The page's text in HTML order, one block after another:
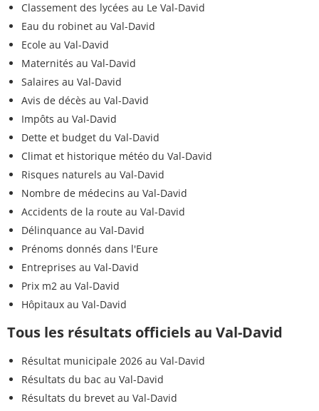
Classement des lycées au Le Val-David
Eau du robinet au Val-David
Ecole au Val-David
Maternités au Val-David
Salaires au Val-David
Avis de décès au Val-David
Impôts au Val-David
Dette et budget du Val-David
Climat et historique météo du Val-David
Risques naturels au Val-David
Nombre de médecins au Val-David
Accidents de la route au Val-David
Délinquance au Val-David
Prénoms donnés dans l'Eure
Entreprises au Val-David
Prix m2 au Val-David
Hôpitaux au Val-David
Tous les résultats officiels au Val-David
Résultat municipale 2026 au Val-David
Résultats du bac au Val-David
Résultats du brevet au Val-David